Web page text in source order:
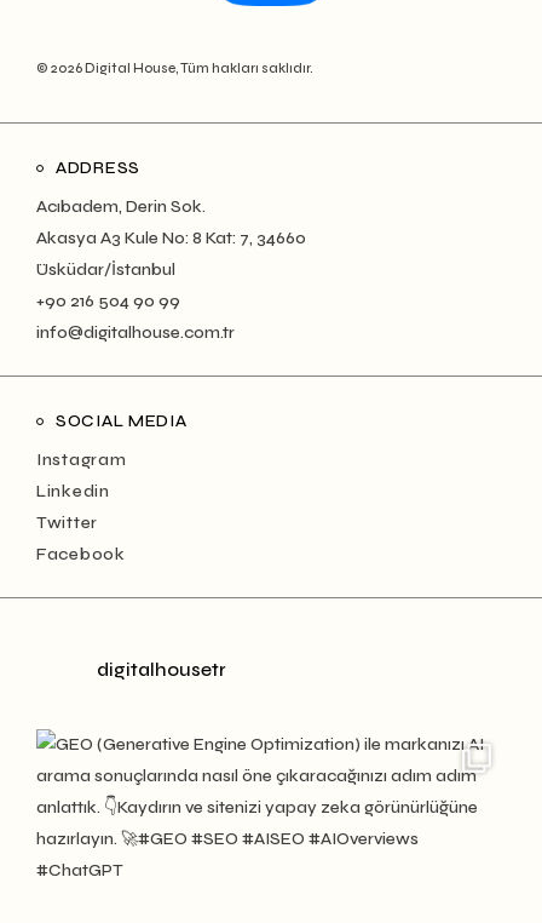
© 2026 Digital House, Tüm hakları saklıdır.
ADDRESS
Acıbadem, Derin Sok.
Akasya A3 Kule No: 8 Kat: 7, 34660
Üsküdar/İstanbul
+90 216 504 90 99
info@digitalhouse.com.tr
SOCIAL MEDIA
Instagram
Linkedin
Twitter
Facebook
digitalhousetr